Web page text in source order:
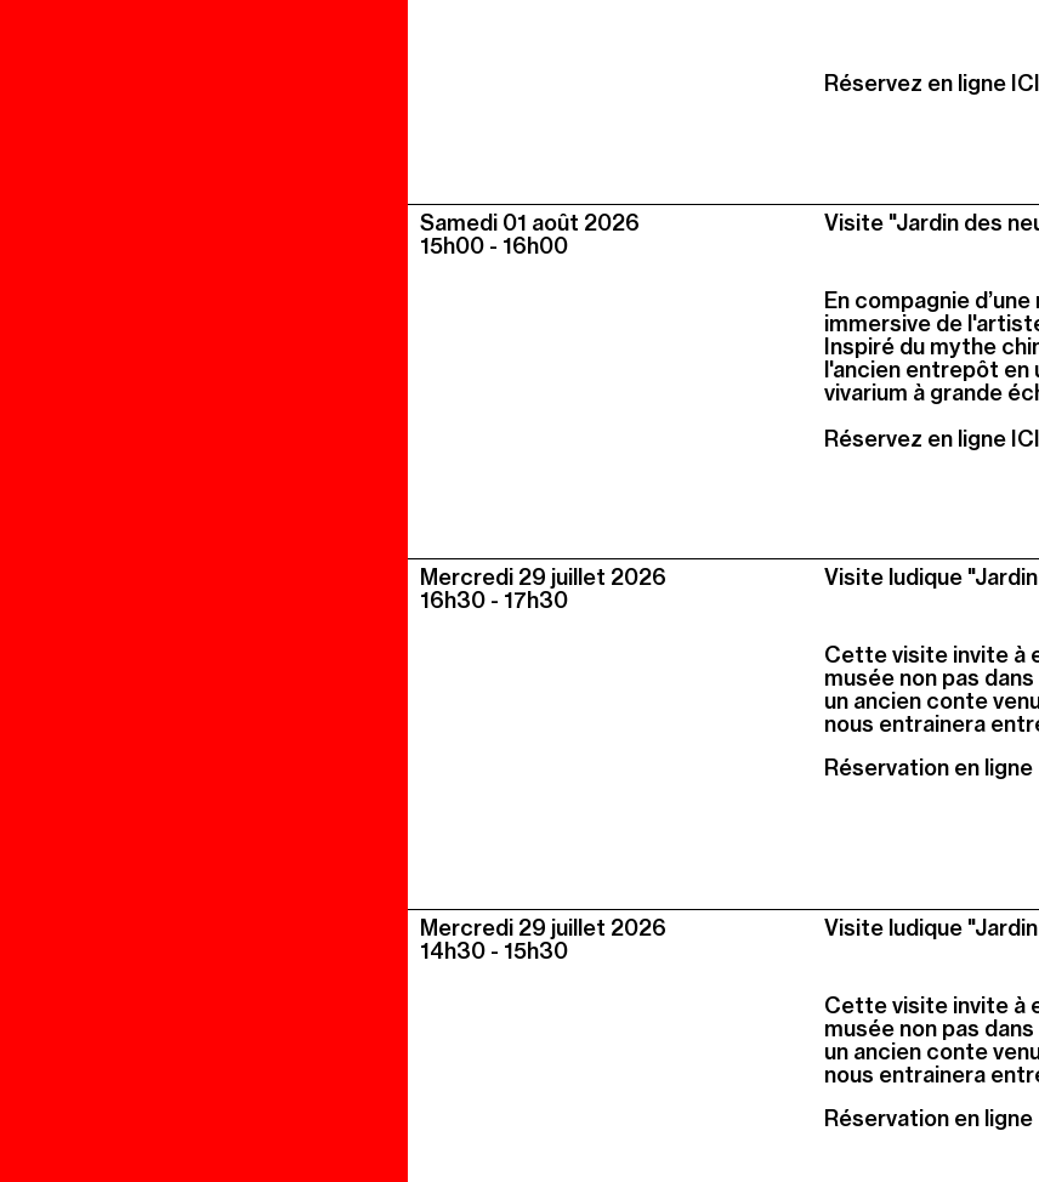
Réservez en ligne ICI
Samedi 01 août 2026
15h00 - 16h00
Visite "Jardin des
En compagnie
immersive de
Inspiré du mythe
l'ancien entrepôt en
vivarium à grande
Réservez en ligne ICI
Mercredi 29 juillet 2026
16h30 - 17h30
Visite ludique
Cette visite invite à
musée non pas
un ancien conte
nous entrainera
Réservation en ligne
Mercredi 29 juillet 2026
14h30 - 15h30
Visite ludique
Cette visite invite à
musée non pas
un ancien conte
nous entrainera
Réservation en ligne